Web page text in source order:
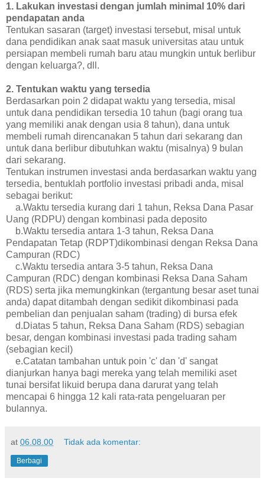
1. Lakukan investasi dengan jumlah minimal 10% dari
pendapatan anda
Tentukan sasaran (target) investasi tersebut, misal untuk
dana pendidikan anak saat masuk universitas atau untuk
persiapan membeli rumah baru atau mungkin untuk berlibur
dengan keluarga?, dll.
2. Tentukan waktu yang tersedia
Berdasarkan poin 2 didapat waktu yang tersedia, misal
untuk dana pendidikan tersedia 10 tahun (bagi orang tua
yang memiliki anak dengan usia 8 tahun), dana untuk
membeli rumah direncanakan 5 tahun dari sekarang dan
untuk dana berlibur dibutuhkan waktu (misalnya) 9 bulan
dari sekarang.
Tentukan instrumen investasi anda berdasarkan waktu yang
tersedia, bentuklah portfolio investasi pribadi anda, misal
sebagai berikut:
a.Waktu tersedia kurang dari 1 tahun, Reksa Dana Pasar
Uang (RDPU) dengan kombinasi pada deposito
b.Waktu tersedia antara 1-3 tahun, Reksa Dana
Pendapatan Tetap (RDPT)dikombinasi dengan Reksa Dana
Campuran (RDC)
c.Waktu tersedia antara 3-5 tahun, Reksa Dana
Campuran (RDC) dengan kombinasi Reksa Dana Saham
(RDS) serta jika memungkinkan (tergantung besar aset tunai
anda) dapat ditambah dengan sedikit dikombinasi pada
pembelian dan penjualan saham (trading) di bursa efek
d.Diatas 5 tahun, Reksa Dana Saham (RDS) sebagian
besar, dengan kombinasi investasi pada trading saham
(sebagian kecil)
e.Catatan tambahan untuk poin 'c' dan 'd' sangat
dianjurkan hanya bagi mereka yang telah memiliki aset
tunai bersifat likuid berupa dana darurat yang telah
mencapai 6 hingga 12 kali rata-rata pengeluaran per
bulannya.
at 06.08.00 Tidak ada komentar:
Berbagi